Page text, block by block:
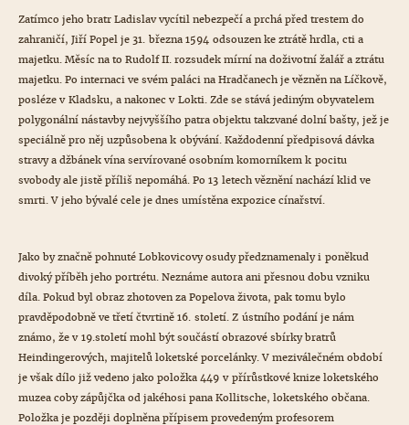
Zatímco jeho bratr Ladislav vycítil nebezpečí a prchá před trestem do
zahraničí, Jiří Popel je 31. března 1594 odsouzen ke ztrátě hrdla, cti a
majetku. Měsíc na to Rudolf II. rozsudek mírní na doživotní žalář a ztrátu
majetku. Po internaci ve svém paláci na Hradčanech je vězněn na Líčkově,
posléze v Kladsku, a nakonec v Lokti. Zde se stává jediným obyvatelem
polygonální nástavby nejvyššího patra objektu takzvané dolní bašty, jež je
speciálně pro něj uzpůsobena k obývání. Každodenní předpisová dávka
stravy a džbánek vína servírované osobním komorníkem k pocitu
svobody ale jistě příliš nepomáhá. Po 13 letech věznění nachází klid ve
smrti. V jeho bývalé cele je dnes umístěna expozice cínařství.
Jako by značně pohnuté Lobkovicovy osudy předznamenaly i poněkud
divoký příběh jeho portrétu. Neznáme autora ani přesnou dobu vzniku
díla. Pokud byl obraz zhotoven za Popelova života, pak tomu bylo
pravděpodobně ve třetí čtvrtině 16. století. Z ústního podání je nám
známo, že v 19.století mohl být součástí obrazové sbírky bratrů
Heindingerových, majitelů loketské porcelánky. V meziválečném období
je však dílo již vedeno jako položka 449 v přírůstkové knize loketského
muzea coby zápůjčka od jakéhosi pana Kollitsche, loketského občana.
Položka je později doplněna přípisem provedeným profesorem